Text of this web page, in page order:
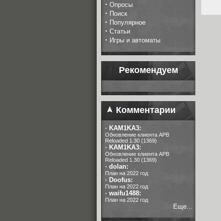
· Опросы
· Поиск
· Популярное
· Статьи
· Игры и автоматы
Рекомендуем
Комментарии
· KAM1KA3:
Обновление клиента APB
Reloaded 1.30 (1369)
· KAM1KA3:
Обновление клиента APB
Reloaded 1.30 (1369)
· dolan:
План на 2022 год
· Doofus:
План на 2022 год
· waifu1488:
План на 2022 год
Еще...